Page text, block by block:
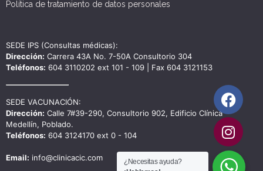
Política de tratamiento de datos personales
SEDE IPS (Consultas médicas):
Dirección: Carrera 43A No. 7-50A Consultorio 304
Teléfonos: 604 3110202 ext 101 - 109 | Fax 604 3121153
SEDE VACUNACIÓN:
Dirección: Calle 7#39-290, Consultorio 902, Edificio Clínica
Medellín, Poblado.
Teléfonos: 604 3124170 ext 0 - 104
Email: info@clinicacic.com
¿Necesitas ayuda?